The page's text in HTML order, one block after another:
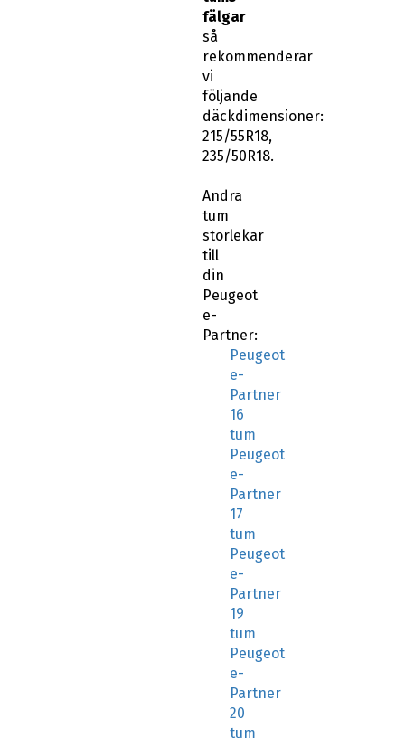
fälgar
så
rekommenderar
vi
följande
däckdimensioner:
215/55R18,
235/50R18.
Andra
tum
storlekar
till
din
Peugeot
e-
Partner:
Peugeot
e-
Partner
16
tum
Peugeot
e-
Partner
17
tum
Peugeot
e-
Partner
19
tum
Peugeot
e-
Partner
20
tum